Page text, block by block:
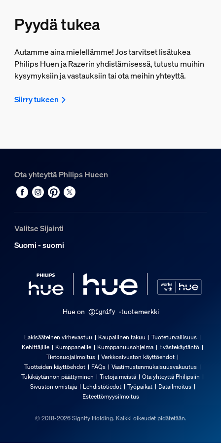
Pyydä tukea
Autamme aina mielellämme! Jos tarvitset lisätukea
Philips Huen ja Razerin yhdistämisessä, tutustu muihin
kysymyksiin ja vastauksiin tai ota meihin yhteyttä.
Siirry tukeen
Ota yhteyttä Philips Hueen
Valitse Sijainti
Suomi - suomi
Hue on -tuotemerkki
Lakisääteinen virhevastuu Kaupallinen takuu
Tuoteturvallisuus
Kehittäjille
Kumppaneille Kumppanuusohjelma
Evästekäytäntö
Tietosuojailmoitus
Verkkosivuston käyttöehdot
Tuotteiden käyttöehdot
FAQs
Vaatimustenmukaisuusvakuutus
Tukikäytännön päättyminen
Tietoja meistä
Ota yhteyttä Philipsiin
Sivuston omistaja
Lehdistötiedot Työpaikat
Datailmoitus
Esteettömyysilmoitus
© 2018-2026 Signify Holding. Kaikki oikeudet pidätetään.